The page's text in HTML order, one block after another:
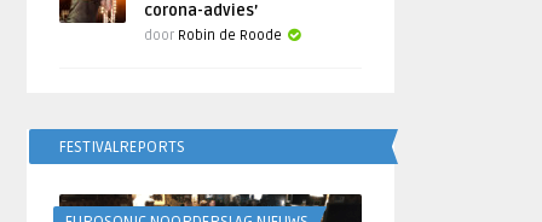
corona-advies’
door Robin de Roode
FESTIVALREPORTS